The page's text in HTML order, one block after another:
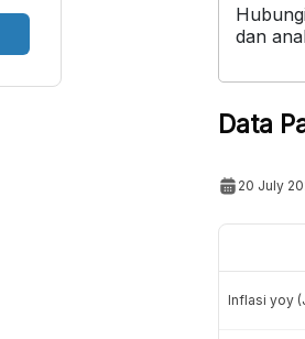
dan
Data
20 July
Inflasi yoy